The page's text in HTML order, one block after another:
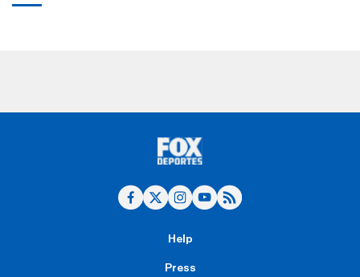
Help
Press